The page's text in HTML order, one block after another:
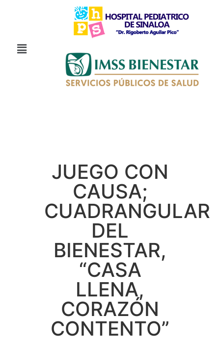
JUEGO CON
CAUSA;
CUADRANGULAR
DEL
BIENESTAR,
“CASA
LLENA,
CORAZÓN
CONTENTO”